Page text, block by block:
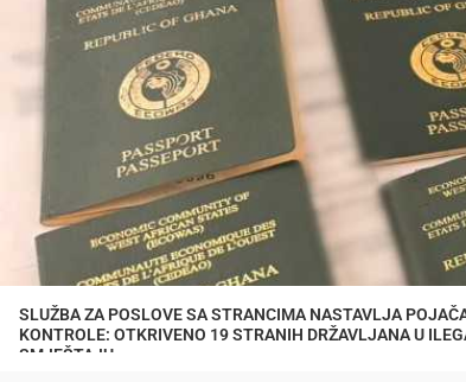
SLUŽBA ZA POSLOVE SA STRANCIMA NASTAVLJA
KONTROLE: OTKRIVENO 19 STRANIH DRŽAVLJANA U
SMJEŠTAJU